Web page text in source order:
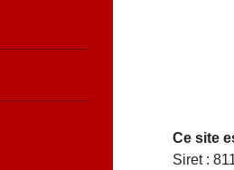
Ce site
Siret :